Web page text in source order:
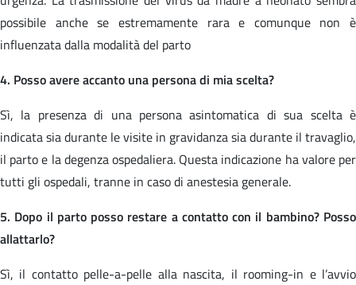
possibile anche se estremamente rara e comunque non è
influenzata dalla modalità del parto
4. Posso avere accanto una persona di mia scelta?
Sì, la presenza di una persona asintomatica di sua scelta è
indicata sia durante le visite in gravidanza sia durante il travaglio,
il parto e la degenza ospedaliera. Questa indicazione ha valore per
tutti gli ospedali, tranne in caso di anestesia generale.
5. Dopo il parto posso restare a contatto con il bambino? Posso
allattarlo?
Sì, il contatto pelle-a-pelle alla nascita, il rooming-in e l’avvio